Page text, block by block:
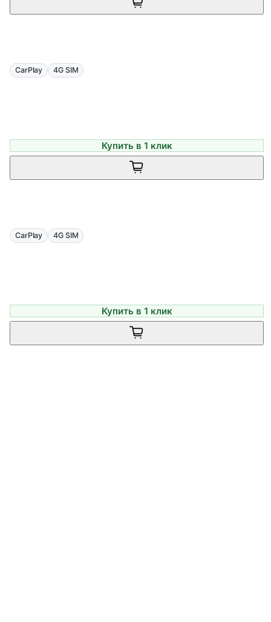
CarPlay 4G SIM
Купить в 1 клик
CarPlay 4G SIM
Купить в 1 клик